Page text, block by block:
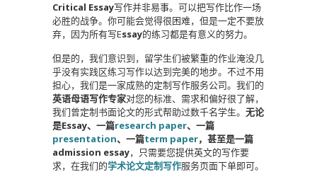
Critical Essay写作并非易事。可以把写作比作一场
必胜的战争。你可能会觉得很困难，但是一定不要放
弃，因为所有写Essay的练习都是有意义的努力。
但是的，我们意识到，留学生们被繁重的作业淹没几
乎没有实践区练习写作以达到完美的地步。不过不用
担心，我们是一家成熟的定制写作服务公司。我们的
英语母语写作专家对您的标准、需求和偏好很了解，
我们曾定制书面论文的形式帮助过数千名学生。 无论
是Essay、一篇research paper、一篇
presentation、一篇term paper，甚至是一篇
admission essay，只需要您提供英文的写作要
求，在我们的学术论文定制写作服务页面下单即可。